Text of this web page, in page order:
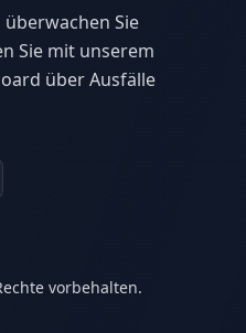
Sie
Sie mit unserem
über Ausfälle
vorbehalten.